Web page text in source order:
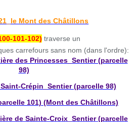
Mont des Châtillons
101-102) traverse un
carrefours sans nom (dans l'ordre):
des Princesses_Sentier (parcelle
98)
Crépin_Sentier (parcelle 98)
101) (Mont des Châtillons)
de Sainte-Croix_Sentier (parcelle